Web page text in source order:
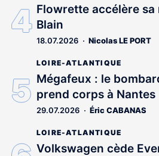
Flowrette accélère
Blain
18.07.2026 Nicolas LE PORT
LOIRE-ATLANTIQUE
Mégafeux : le
prend corps à Nantes
29.07.2026 Éric CABANAS
LOIRE-ATLANTIQUE
Volkswagen cède